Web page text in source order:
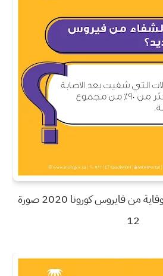
دليل توعوي شامل للوقاية من فايروس كورونا 2020 صورة
12